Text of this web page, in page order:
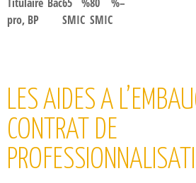
pro, BP
SMIC SMIC
LES AIDES A
CONTRAT DE